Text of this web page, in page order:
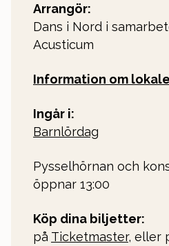
Arrangör:
Dans i Nord i
Acusticum
Information om
Ingår i:
Barnlördag
Pysselhörnan och
öppnar 13:00
Köp dina biljetter:
på Ticketmaster, eller